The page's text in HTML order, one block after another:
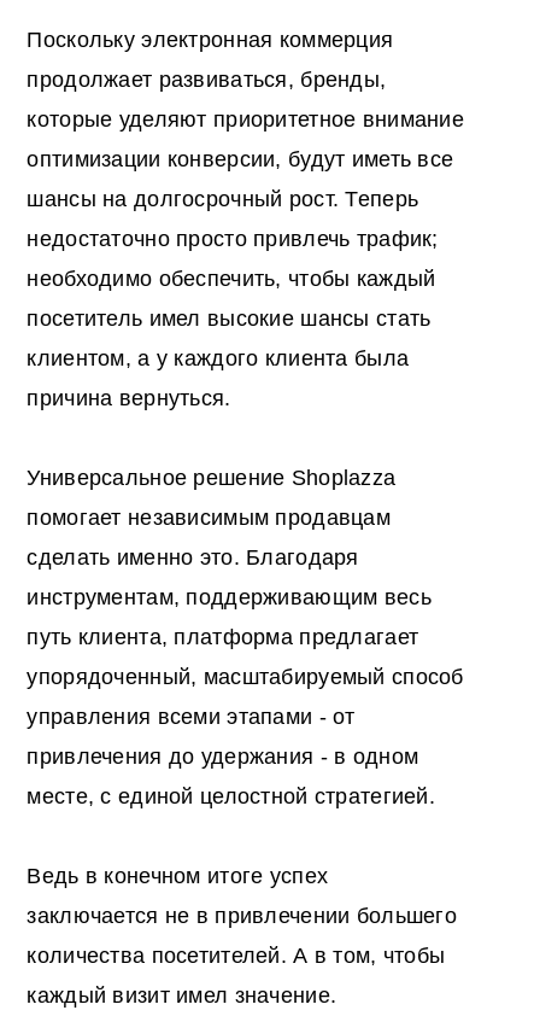
Поскольку электронная коммерция
продолжает развиваться, бренды,
которые уделяют приоритетное внимание
оптимизации конверсии, будут иметь все
шансы на долгосрочный рост. Теперь
недостаточно просто привлечь трафик;
необходимо обеспечить, чтобы каждый
посетитель имел высокие шансы стать
клиентом, а у каждого клиента была
причина вернуться.
Универсальное решение Shoplazza
помогает независимым продавцам
сделать именно это. Благодаря
инструментам, поддерживающим весь
путь клиента, платформа предлагает
упорядоченный, масштабируемый способ
управления всеми этапами - от
привлечения до удержания - в одном
месте, с единой целостной стратегией.
Ведь в конечном итоге успех
заключается не в привлечении большего
количества посетителей. А в том, чтобы
каждый визит имел значение.